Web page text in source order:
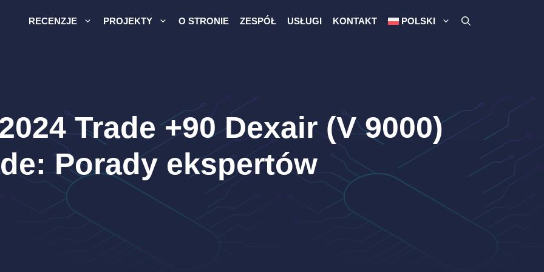
RECENZJE PROJEKTY O STRONIE ZESPÓŁ USŁUGI KONTAKT POLSKI
Trade +90 Dexair (V 9000)
Porady ekspertów